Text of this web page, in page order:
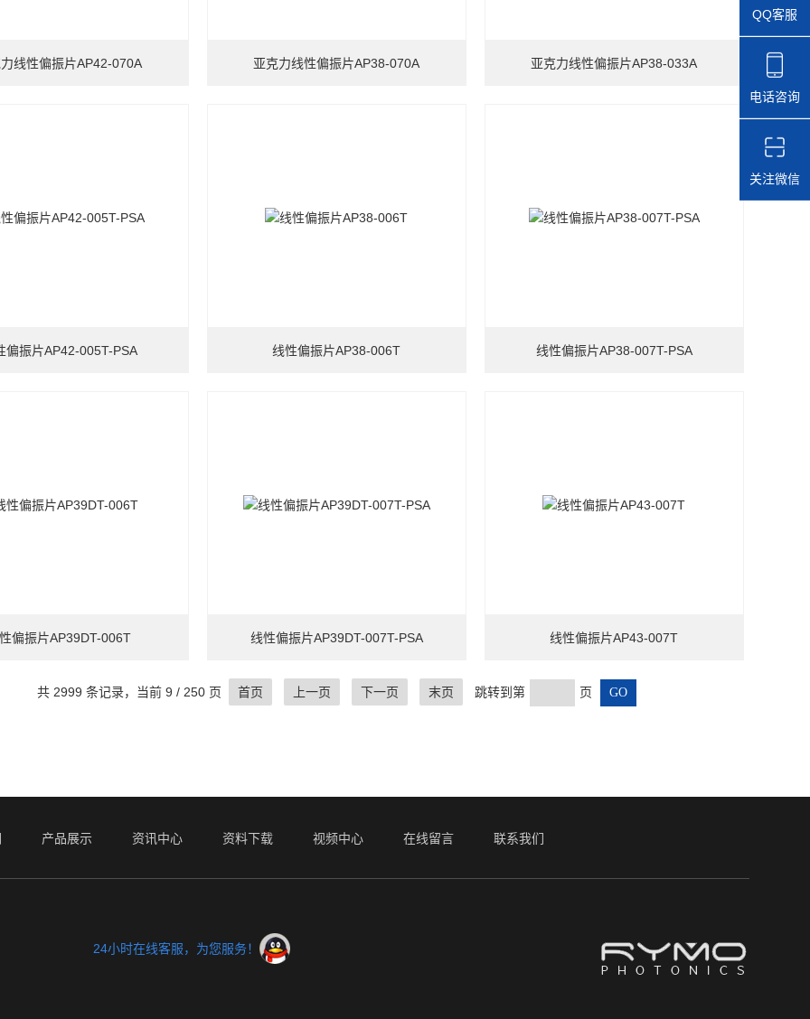
线性偏振片AP42-070A 亚克力线性偏振片AP38-070A 亚克力线性偏振片AP38-033A
偏振片AP42-005T-PSA 线性偏振片AP38-006T 线性偏振片AP38-007T-PSA
偏振片AP39DT-006T 线性偏振片AP39DT-007T-PSA 线性偏振片AP43-007T
共 2999 条记录，当前 9 / 250 页 首页 上一页 下一页 末页 跳转到第 页
产品展示 资讯中心 资料下载 视频中心 在线留言 联系我们
24小时在线客服，为您服务！
QQ客服
电话咨询
关注微信